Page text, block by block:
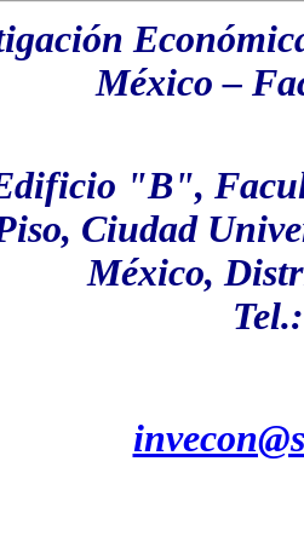
México–
"B",
Ciudad
México,